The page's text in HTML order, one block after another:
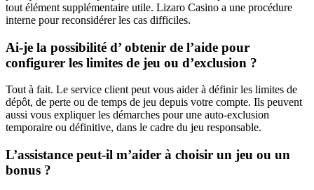
tout élément supplémentaire utile. Lizaro Casino a une procédure
interne pour reconsidérer les cas difficiles.
Ai-je la possibilité d’ obtenir de l’aide pour
configurer les limites de jeu ou d’exclusion ?
Tout à fait. Le service client peut vous aider à définir les limites de
dépôt, de perte ou de temps de jeu depuis votre compte. Ils peuvent
aussi vous expliquer les démarches pour une auto-exclusion
temporaire ou définitive, dans le cadre du jeu responsable.
L’assistance peut-il m’aider à choisir un jeu ou un
bonus ?